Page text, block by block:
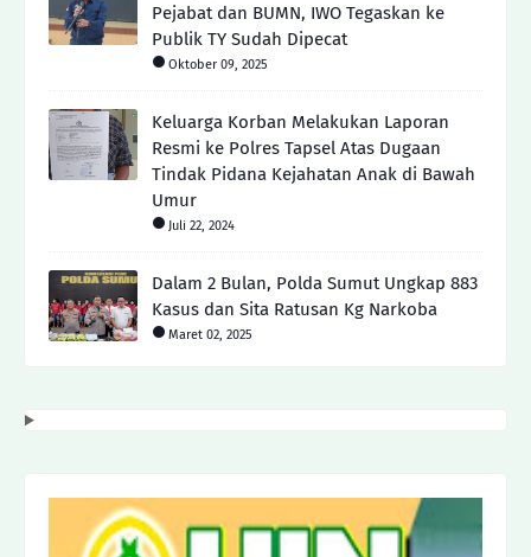
Pejabat dan BUMN, IWO Tegaskan ke
Publik TY Sudah Dipecat
Oktober 09, 2025
Keluarga Korban Melakukan Laporan
Resmi ke Polres Tapsel Atas Dugaan
Tindak Pidana Kejahatan Anak di Bawah
Umur
Juli 22, 2024
Dalam 2 Bulan, Polda Sumut Ungkap 883
Kasus dan Sita Ratusan Kg Narkoba
Maret 02, 2025